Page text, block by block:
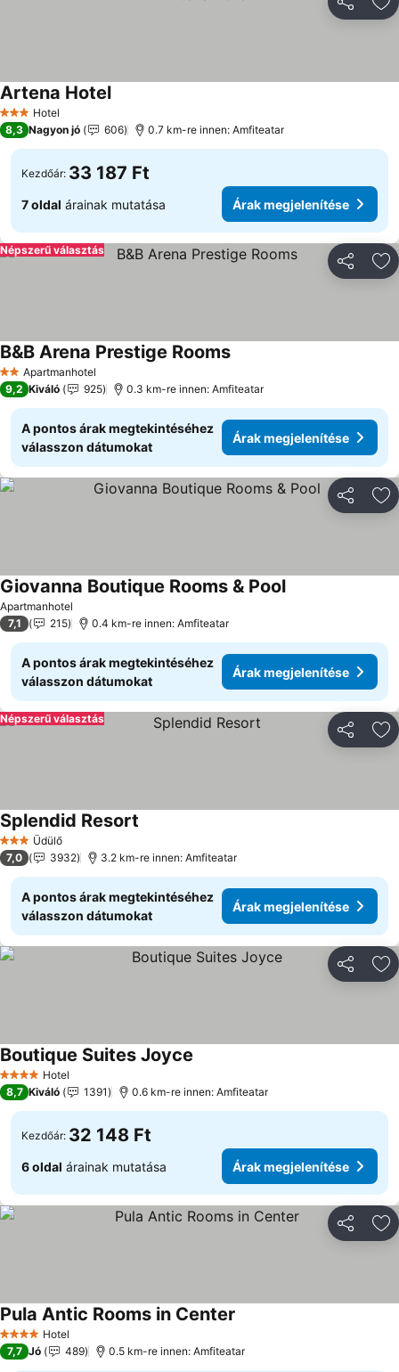
3 Kategória
Hotel
Artena Hotel
8,3 Nagyon jó 606 0.7 km-re innen: Amfiteatar
Kezdőár: 33 187 Ft
7 oldal árainak mutatása Árak megjelenítése
Népszerű választás
2 Kategória
Apartmanhotel
B&B Arena Prestige Rooms
9,2 Kiváló 925 0.3 km-re innen: Amfiteatar
A pontos árak megtekintéséhez
válasszon dátumokat
Árak megjelenítése
Apartmanhotel
Giovanna Boutique Rooms & Pool
7,1 215 0.4 km-re innen: Amfiteatar
A pontos árak megtekintéséhez
válasszon dátumokat
Árak megjelenítése
Népszerű választás
3 Kategória
Üdülő
Splendid Resort
7,0 3932 3.2 km-re innen: Amfiteatar
A pontos árak megtekintéséhez
válasszon dátumokat
Árak megjelenítése
4 KategóriaHotel
Boutique Suites Joyce
8,7 Kiváló 1391 0.6 km-re innen: Amfiteatar
Kezdőár: 32 148 Ft
6 oldal árainak mutatása Árak megjelenítése
4 KategóriaHotel
Pula Antic Rooms in Center
7,7 Jó 489 0.5 km-re innen: Amfiteatar